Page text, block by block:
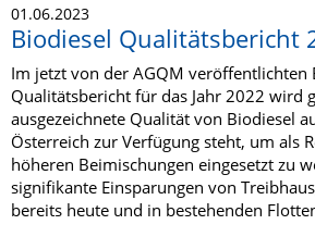
01.06.2023
Biodiesel Qualitätsbericht
Im jetzt von der AGQM veröffentlichten
Qualitätsbericht für das Jahr 2022 wird
ausgezeichnete Qualität von Biodiesel
Österreich zur Verfügung steht, um als
höheren Beimischungen eingesetzt zu
signifikante Einsparungen von
bereits heute und in bestehenden